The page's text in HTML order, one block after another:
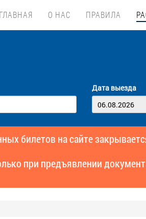
ГЛАВНАЯ О НАС ПРАВИЛА
Дата выезда
билетов на сайте
при предъявлении